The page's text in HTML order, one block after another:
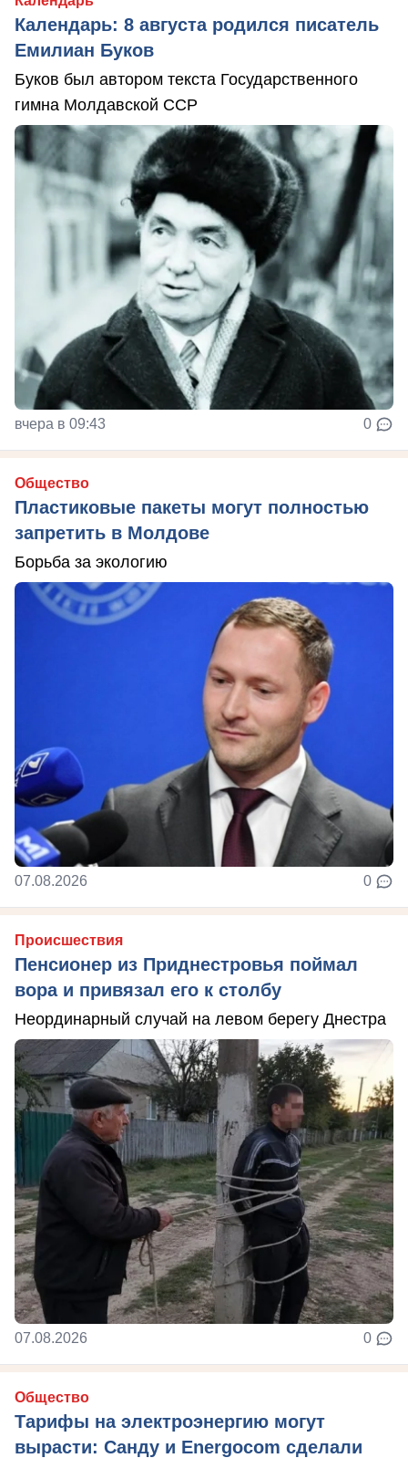
Календарь: 8 августа родился писатель
Емилиан Буков
Буков был автором текста Государственного
гимна Молдавской ССР
вчера в 09:43 0
Общество
Пластиковые пакеты могут полностью
запретить в Молдове
Борьба за экологию
07.08.2026 0
Происшествия
Пенсионер из Приднестровья поймал
вора и привязал его к столбу
Неординарный случай на левом берегу Днестра
07.08.2026 0
Общество
Тарифы на электроэнергию могут
вырасти: Санду и Energocom сделали